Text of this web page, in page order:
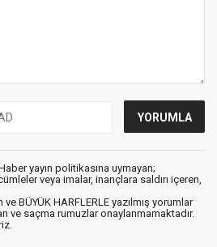
yayın politikasına uymayan;
veya imalar, inançlara saldırı içeren,
BÜYÜK HARFLERLE yazılmış yorumlar
ve saçma rumuzlar onaylanmamaktadır.